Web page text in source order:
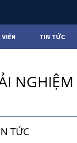
TIN TỨC
TỨC